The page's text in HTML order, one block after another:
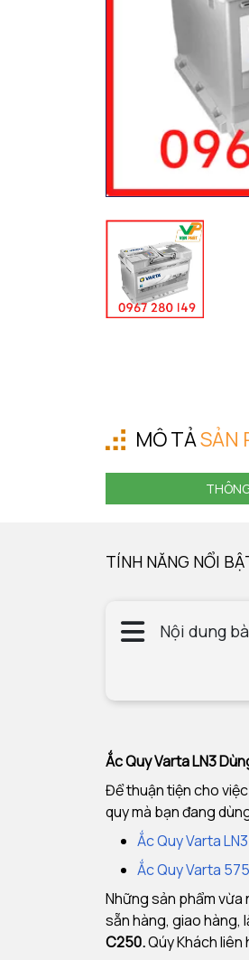
MÔ TẢSẢN
TÍNH NĂNG NỔI
Nội dung
Ắc Quy Varta LN3
Để thuận tiện cho
quy mà bạn đang
Ắc Quy Varta
Ắc Quy Varta
Những sản phẩm vừa
sẵn hàng, giao hàng,
C250.Qúy Khách